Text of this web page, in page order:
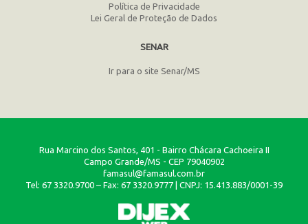
Política de Privacidade
Lei Geral de Proteção de Dados
SENAR
Ir para o site Senar/MS
Rua Marcino dos Santos, 401 - Bairro Chácara Cachoeira II
Campo Grande/MS - CEP 79040902
famasul@famasul.com.br
Tel: 67 3320.9700 – Fax: 67 3320.9777 | CNPJ: 15.413.883/0001-39